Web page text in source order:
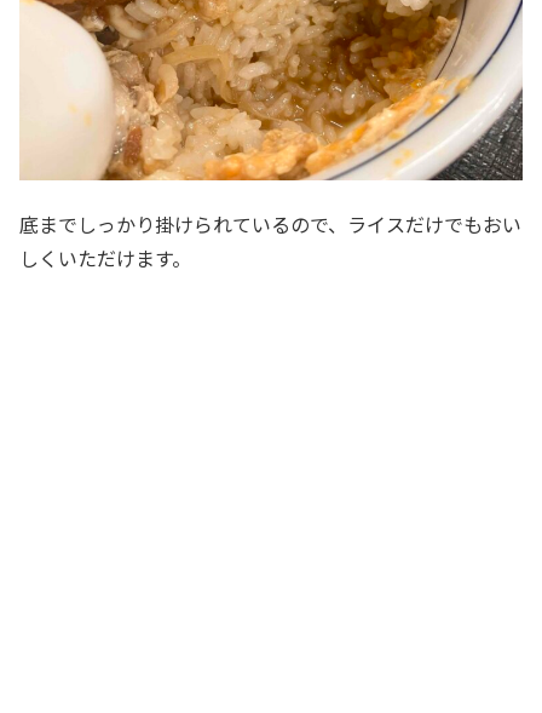
底までしっかり掛けられているので、ライスだけでもおい
しくいただけます。